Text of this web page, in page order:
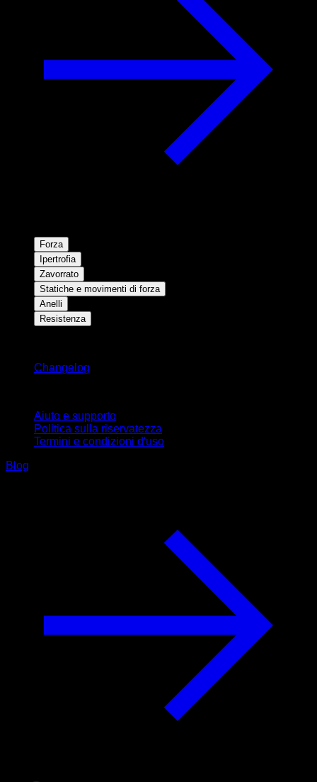
Forza
Ipertrofia
Zavorrato
Statiche e movimenti di forza
Anelli
Resistenza
Changelog
Aiuto e supporto
Politica sulla riservatezza
Termini e condizioni d'uso
Blog